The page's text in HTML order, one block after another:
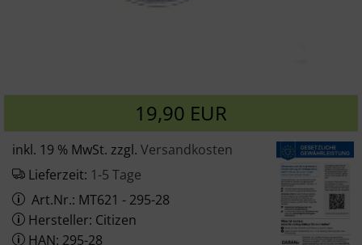
19,90 EUR
inkl. 19 % MwSt. zzgl. Versandkosten
Lieferzeit: 1-5 Tage
Art.Nr.: MT621 - 295-28
Hersteller: Citizen
HAN: 295-28